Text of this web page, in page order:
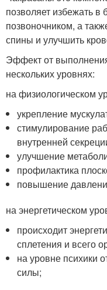
позволяет избежать
позвоночником, а
спины и улучшить
Эффект от
нескольких уровнях:
на физиологическом
укрепление
стимулирование
внутренней
улучшение
профилактика
повышение
на энергетическом
происходит
сплетения и всего
на уровне психики
силы;